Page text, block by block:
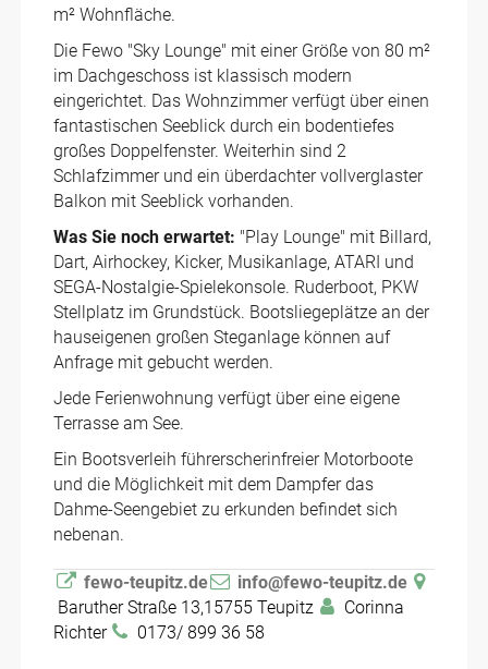
m² Wohnfläche.
Die Fewo "Sky Lounge" mit einer Größe von 80 m²
im Dachgeschoss ist klassisch modern
eingerichtet. Das Wohnzimmer verfügt über einen
fantastischen Seeblick durch ein bodentiefes
großes Doppelfenster. Weiterhin sind 2
Schlafzimmer und ein überdachter vollverglaster
Balkon mit Seeblick vorhanden.
Was Sie noch erwartet: "Play Lounge" mit Billard,
Dart, Airhockey, Kicker, Musikanlage, ATARI und
SEGA-Nostalgie-Spielekonsole. Ruderboot, PKW
Stellplatz im Grundstück. Bootsliegeplätze an der
hauseigenen großen Steganlage können auf
Anfrage mit gebucht werden.
Jede Ferienwohnung verfügt über eine eigene
Terrasse am See.
Ein Bootsverleih führerscherinfreier Motorboote
und die Möglichkeit mit dem Dampfer das
Dahme-Seengebiet zu erkunden befindet sich
nebenan.
fewo-teupitz.de
info@fewo-teupitz.de
Baruther Straße 13,15755 Teupitz
Corinna
Richter
0173/ 899 36 58